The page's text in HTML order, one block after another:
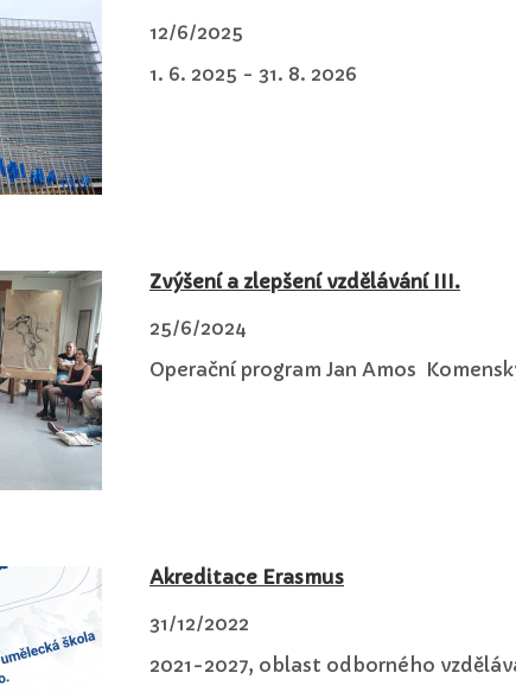
12/6/2025
1. 6. 2025 - 31. 8. 2026
Zvýšení a zlepšení vzdělávání III.
25/6/2024
Operační program Jan Amos
Akreditace Erasmus
31/12/2022
2021-2027, oblast odborného